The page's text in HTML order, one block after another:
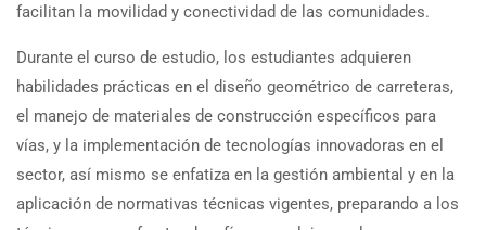
facilitan la movilidad y conectividad de las comunidades.
Durante el curso de estudio, los estudiantes adquieren
habilidades prácticas en el diseño geométrico de carreteras,
el manejo de materiales de construcción específicos para
vías, y la implementación de tecnologías innovadoras en el
sector, así mismo se enfatiza en la gestión ambiental y en la
aplicación de normativas técnicas vigentes, preparando a los